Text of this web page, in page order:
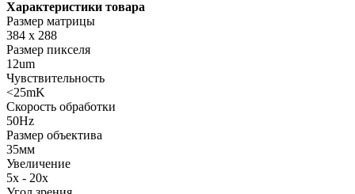
Характеристики товара
Размер матрицы
384 x 288
Размер пикселя
12um
Чувствительность
<25mK
Скорость обработки
50Hz
Размер объектива
35мм
Увеличение
5x - 20x